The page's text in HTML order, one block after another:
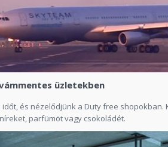
üzletekben
időt, és nézelődjünk a Duty free
parfümöt vagy csokoládét.